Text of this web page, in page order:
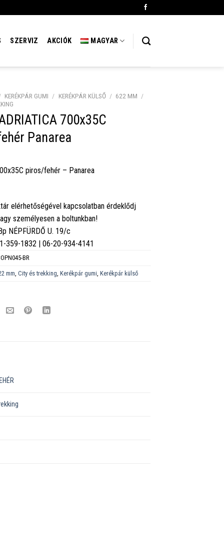
SZERVIZ AKCIÓK MAGYAR
KERÉKPÁR GUMI / KERÉKPÁR KÜLSŐ / 622 MM /
700x35C
Panarea
piros/fehér – Panarea
elérhetőségével kapcsolatban érdeklődj
személyesen a boltunkban!
NÉPFÜRDŐ U. 19/c
359-1832 | 06-20-934-4141
BR
mm ,City és trekking ,Kerékpár gumi ,Kerékpár külső